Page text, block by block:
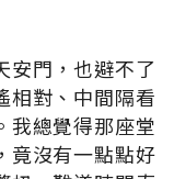
安門，也避不了
相對、中間隔看
我總覺得那座堂
竟沒有一點點好